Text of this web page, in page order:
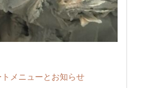
メニューとお知らせ